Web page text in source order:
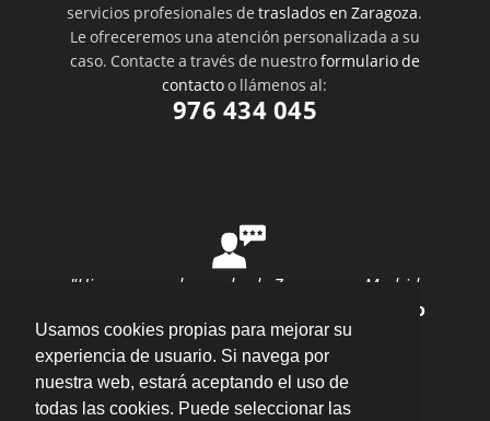
Usamos cookies propias para mejorar su
experiencia de usuario. Si navega por
nuestra web, estará aceptando el uso de
todas las cookies. Puede seleccionar las
servicios profesionales detraslados en Zaragoza.
Le ofreceremos una atención personalizada a su
caso. Contacte a través de nuestroformulario de
contactoo llámenos al:
976 434 045
"Hice una mudanza desde Zaragoza a Madrid
Ana Rubio
valoración 10/10
Enviar opinión